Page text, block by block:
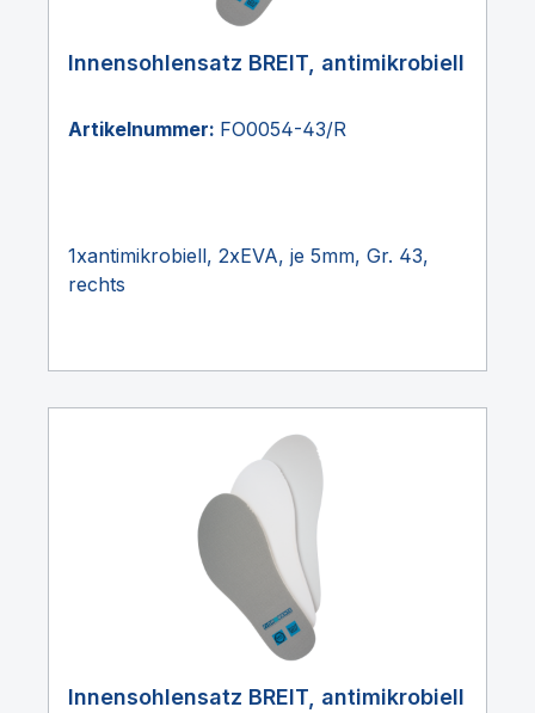
Innensohlensatz BREIT, antimikrobiell
Artikelnummer: FO0054-43/R
1xantimikrobiell, 2xEVA, je 5mm, Gr. 43,
rechts
Innensohlensatz BREIT, antimikrobiell